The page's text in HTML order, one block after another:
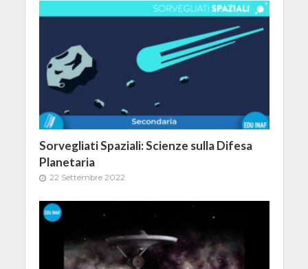
Sorvegliati Spaziali: Scienze sulla Difesa
Planetaria
22 Settembre 2022